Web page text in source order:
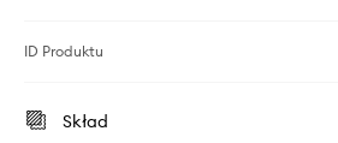
ID Produktu
Skład